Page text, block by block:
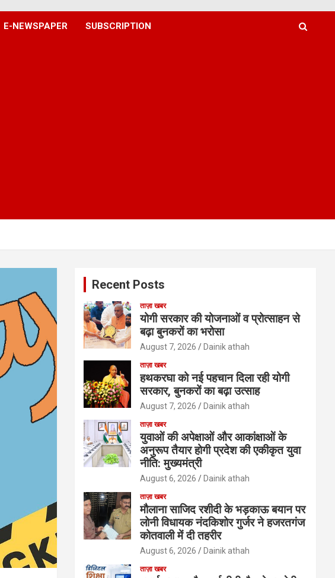
E-NEWSPAPER SUBSCRIPTION
Recent Posts
ताज़ा खबर
योगी सरकार की योजनाओं व प्रोत्साहन से
बढ़ा बुनकरों का भरोसा
August 7, 2026 Dainik athah
ताज़ा खबर
हथकरघा को नई पहचान दिला रही योगी
सरकार, बुनकरों का बढ़ा उत्साह
August 7, 2026 Dainik athah
ताज़ा खबर
युवाओं की अपेक्षाओं और आकांक्षाओं के
अनुरूप तैयार होगी प्रदेश की एकीकृत युवा
नीति: मुख्यमंत्री
August 6, 2026 Dainik athah
ताज़ा खबर
मौलाना साजिद रशीदी के भड़काऊ बयान पर
लोनी विधायक नंदकिशोर गुर्जर ने हजरतगंज
कोतवाली में दी तहरीर
August 6, 2026 Dainik athah
ताज़ा खबर